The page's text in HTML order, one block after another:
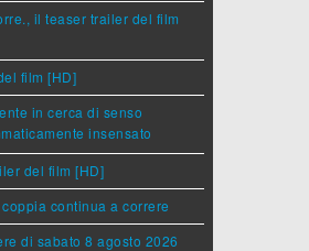
il teaser trailer del film
film [HD]
in cerca di senso
insensato
del film [HD]
continua a correre
di sabato 8 agosto 2026